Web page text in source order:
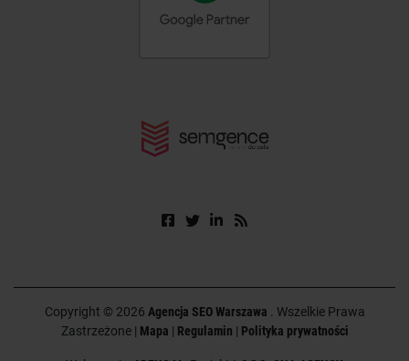
Copyright © 2026 Agencja SEO Warszawa . Wszelkie Prawa
Zastrzeżone | Mapa | Regulamin | Polityka prywatności